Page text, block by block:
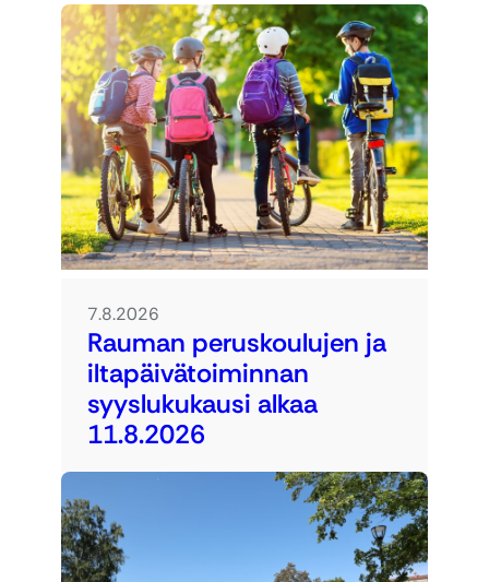
7.8.2026
Rauman peruskoulujen ja
iltapäivätoiminnan
syyslukukausi alkaa
11.8.2026